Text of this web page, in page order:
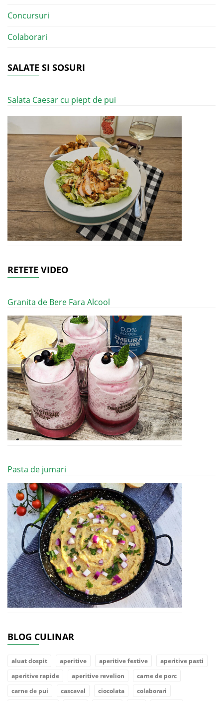
Concursuri
Colaborari
SALATE SI SOSURI
Salata Caesar cu piept de pui
RETETE VIDEO
Granita de Bere Fara Alcool
Pasta de jumari
BLOG CULINAR
aluat dospit aperitive aperitive festive
aperitive pasti
aperitive rapide
aperitive revelion
carne de porc
carne de pui
cascaval ciocolata
colaborari